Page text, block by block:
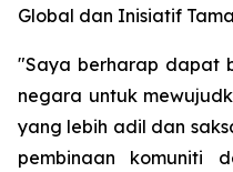
Global dan Inisiatif
"Saya berharap dapat
negara untuk
yang lebih adil dan
pembinaan komuniti